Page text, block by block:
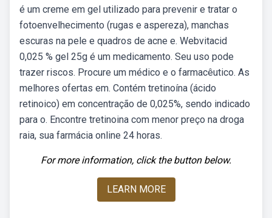
é um creme em gel utilizado para prevenir e tratar o
fotoenvelhecimento (rugas e aspereza), manchas
escuras na pele e quadros de acne e. Webvitacid
0,025 % gel 25g é um medicamento. Seu uso pode
trazer riscos. Procure um médico e o farmacêutico. As
melhores ofertas em. Contém tretinoína (ácido
retinoico) em concentração de 0,025%, sendo indicado
para o. Encontre tretinoina com menor preço na droga
raia, sua farmácia online 24 horas.
For more information, click the button below.
LEARN MORE